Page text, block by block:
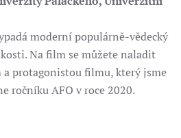
moderní populárně-vědecký
Na film se můžete naladit
a protagonistou filmu, který jsme
ročníku AFO v roce 2020.